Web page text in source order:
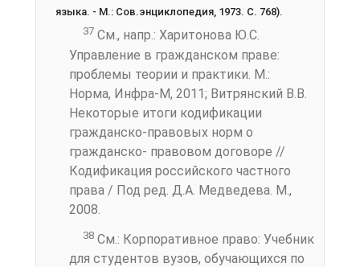
языка. - М.: Сов.энциклопедия, 1973. С. 768).
37 См., напр.: Харитонова Ю.С.
Управление в гражданском праве:
проблемы теории и практики. М.:
Норма, Инфра-М, 2011; Витрянский В.В.
Некоторые итоги кодификации
гражданско-правовых норм о
гражданско- правовом договоре //
Кодификация российского частного
права / Под ред. Д.А. Медведева. М.,
2008.
38 См.: Корпоративное право: Учебник
для студентов вузов, обучающихся по